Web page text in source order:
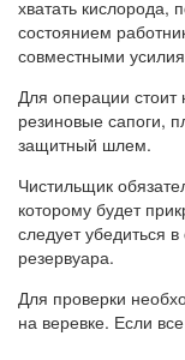
хватать кислорода,
состоянием
совместными
Для операции
резиновые сапоги,
защитный шлем.
Чистильщик
которому будет
следует убедиться
резервуара.
Для проверки
на веревке. Если